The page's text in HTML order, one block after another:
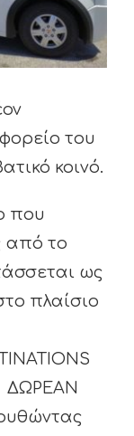
του
κοινό.
που
από το
ως
πλαίσιο
ΔΩΡΕΑΝ